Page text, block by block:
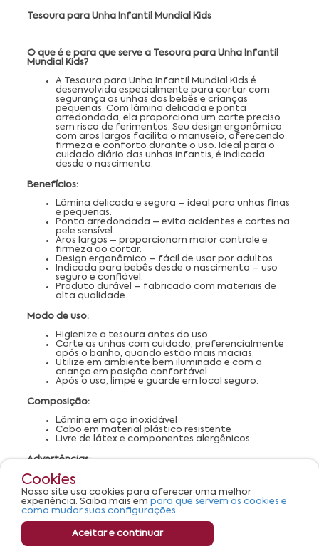
Tesoura para Unha Infantil Mundial Kids
O que é e para que serve a Tesoura para Unha Infantil
Mundial Kids?
A Tesoura para Unha Infantil Mundial Kids é
desenvolvida especialmente para cortar com
segurança as unhas dos bebês e crianças
pequenas. Com lâmina delicada e ponta
arredondada, ela proporciona um corte preciso
sem risco de ferimentos. Seu design ergonômico
com aros largos facilita o manuseio, oferecendo
firmeza e conforto durante o uso. Ideal para o
cuidado diário das unhas infantis, é indicada
desde o nascimento.
Benefícios:
Lâmina delicada e segura – ideal para unhas finas
e pequenas.
Ponta arredondada – evita acidentes e cortes na
pele sensível.
Aros largos – proporcionam maior controle e
firmeza ao cortar.
Design ergonômico – fácil de usar por adultos.
Indicada para bebês desde o nascimento – uso
seguro e confiável.
Produto durável – fabricado com materiais de
alta qualidade.
Modo de uso:
Higienize a tesoura antes do uso.
Corte as unhas com cuidado, preferencialmente
após o banho, quando estão mais macias.
Utilize em ambiente bem iluminado e com a
criança em posição confortável.
Após o uso, limpe e guarde em local seguro.
Composição:
Lâmina em aço inoxidável
Cabo em material plástico resistente
Livre de látex e componentes alergênicos
Advertências:
Uso exclusivo por adultos.
Manter fora do alcance de crianças.
Não utilizar em unhas inflamadas ou lesionadas.
Armazenar em local seco e seguro.
Cookies
Nosso site usa cookies para oferecer uma melhor
experiência. Saiba mais em para que servem os cookies e
como mudar suas configurações.
Aceitar e continuar